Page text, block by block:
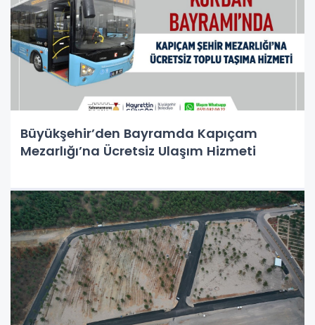
Büyükşehir’den Bayramda Kapıçam
Mezarlığı’na Ücretsiz Ulaşım Hizmeti